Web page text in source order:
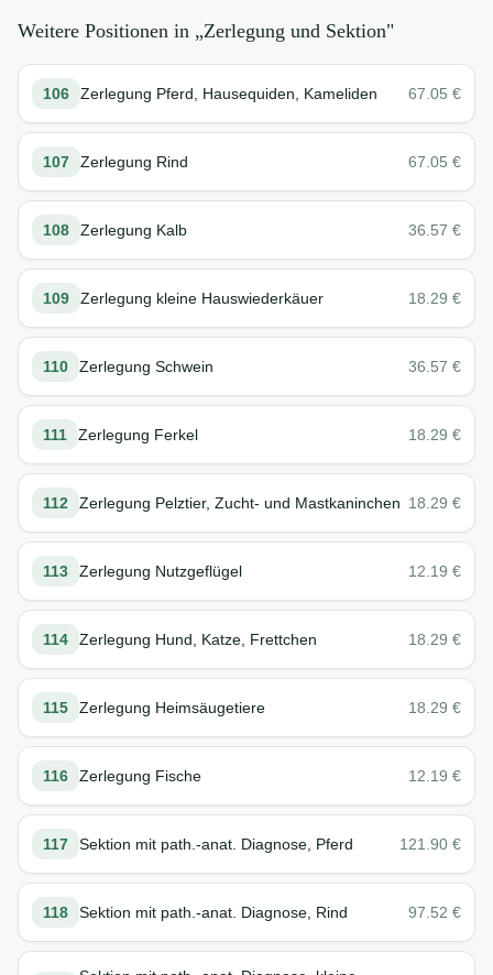
Weitere Positionen in „Zerlegung und Sektion"
106 Zerlegung Pferd, Hausequiden, Kameliden 67.05 €
107 Zerlegung Rind 67.05 €
108 Zerlegung Kalb 36.57 €
109 Zerlegung kleine Hauswiederkäuer 18.29 €
110 Zerlegung Schwein 36.57 €
111 Zerlegung Ferkel 18.29 €
112 Zerlegung Pelztier, Zucht- und Mastkaninchen 18.29 €
113 Zerlegung Nutzgeflügel 12.19 €
114 Zerlegung Hund, Katze, Frettchen 18.29 €
115 Zerlegung Heimsäugetiere 18.29 €
116 Zerlegung Fische 12.19 €
117 Sektion mit path.-anat. Diagnose, Pferd 121.90 €
118 Sektion mit path.-anat. Diagnose, Rind 97.52 €